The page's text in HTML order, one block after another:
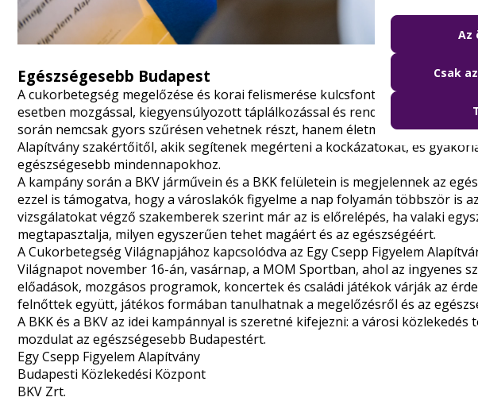
Egészségesebb Budapest
A cukorbetegség megelőzése és korai felismerése kulcsfontosságú: a 2-es
esetben mozgással, kiegyensúlyozott táplálkozással és rendszeres szűréssel
során nemcsak gyors szűrésen vehetnek részt, hanem életmód-tanácsadást
Alapítvány szakértőitől, akik segítenek megérteni a kockázatokat, és
egészségesebb mindennapokhoz.
A kampány során a BKV járművein és a BKK felületein is megjelennek az
ezzel is támogatva, hogy a városlakók figyelme a nap folyamán többször is
vizsgálatokat végző szakemberek szerint már az is előrelépés, ha valaki
megtapasztalja, milyen egyszerűen tehet magáért és az egészségéért.
A Cukorbetegség Világnapjához kapcsolódva az Egy Csepp Figyelem
Világnapot november 16-án, vasárnap, a MOM Sportban, ahol az ingyenes
előadások, mozgásos programok, koncertek és családi játékok várják az
felnőttek együtt, játékos formában tanulhatnak a megelőzésről és az
A BKK és a BKV az idei kampánnyal is szeretné kifejezni: a városi
mozdulat az egészségesebb Budapestért.
Egy Csepp Figyelem Alapítvány
Budapesti Közlekedési Központ
BKV Zrt.
Az
Csak